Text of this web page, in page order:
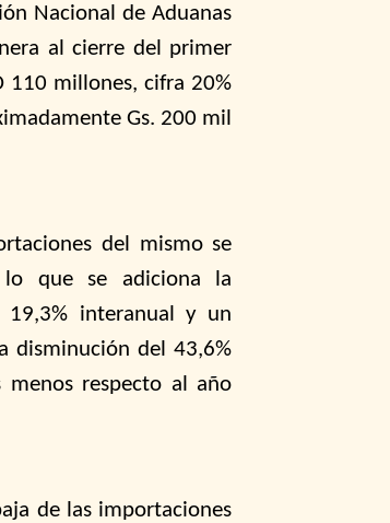
Nacional de Aduanas
al cierre del primer
110 millones, cifra 20%
Gs. 200 mil
del mismo se
lo que se adiciona la
19,3% interanual y un
disminución del 43,6%
menos respecto al año
de las importaciones